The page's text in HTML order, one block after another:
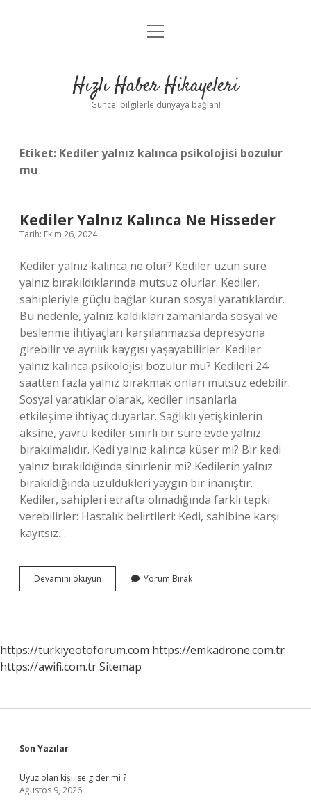
Anasayfa
Yasal Uyarı
menüyü
Hızlı Haber Hikayeleri
Güncel bilgilerle dünyaya bağlan!
Etiket: Kediler yalnız kalınca psikolojisi bozulur
mu
Kediler Yalnız Kalınca Ne Hisseder
Tarih: Ekim 26, 2024
Kediler yalnız kalınca ne olur? Kediler uzun süre
yalnız bırakıldıklarında mutsuz olurlar. Kediler,
sahipleriyle güçlü bağlar kuran sosyal yaratıklardır.
Bu nedenle, yalnız kaldıkları zamanlarda sosyal ve
beslenme ihtiyaçları karşılanmazsa depresyona
girebilir ve ayrılık kaygısı yaşayabilirler. Kediler
yalnız kalınca psikolojisi bozulur mu? Kedileri 24
saatten fazla yalnız bırakmak onları mutsuz edebilir.
Sosyal yaratıklar olarak, kediler insanlarla
etkileşime ihtiyaç duyarlar. Sağlıklı yetişkinlerin
aksine, yavru kediler sınırlı bir süre evde yalnız
bırakılmalıdır. Kedi yalnız kalınca küser mi? Bir kedi
yalnız bırakıldığında sinirlenir mi? Kedilerin yalnız
bırakıldığında üzüldükleri yaygın bir inanıştır.
Kediler, sahipleri etrafta olmadığında farklı tepki
verebilirler: Hastalık belirtileri: Kedi, sahibine karşı
kayıtsız…
Devamını okuyun
Yalnız
Yorum Bırak
https://turkiyeotoforum.com https://emkadrone.com.tr
https://awifi.com.trSitemap
Sidebar
Son Yazılar
Uyuz olan kişi ise gider mi ?
Ağustos 9, 2026